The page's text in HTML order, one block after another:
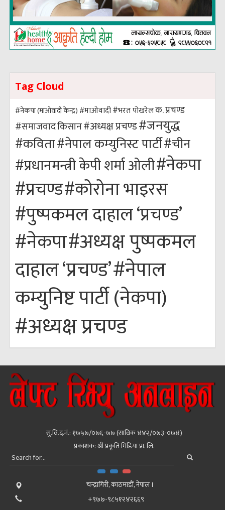
Tag Cloud
#नेकपा (माओवादी केन्द्र) #माओवादी#भरत पोखरेलक. प्रचण्ड
#समाजवादकिसान#अध्यक्ष प्रचण्ड#जनयुद्ध
#कविता#नेपाल कम्युनिस्ट पार्टी#चीन
#प्रधानमन्त्री केपी शर्मा ओली#नेकपा
#प्रचण्ड#कोरोना भाइरस
#पुष्पकमल दाहाल ‘प्रचण्ड’
#नेकपा#अध्यक्ष पुष्पकमल
दाहाल ‘प्रचण्ड’#नेपाल
कम्युनिष्ट पार्टी (नेकपा)
#अध्यक्ष प्रचण्ड
सु.वि.द.नं.: १७५७/०७६-७७ (साविक ४४२/०७३-०७४)
प्रकाशक: श्री प्रकृति मिडिया प्रा. लि.
चन्द्रागिरी, काठमाडाैं, नेपाल ।
+९७७-९८५१२४२६६९